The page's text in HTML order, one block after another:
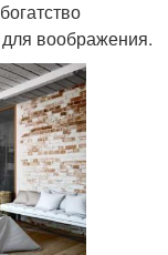
воображения.